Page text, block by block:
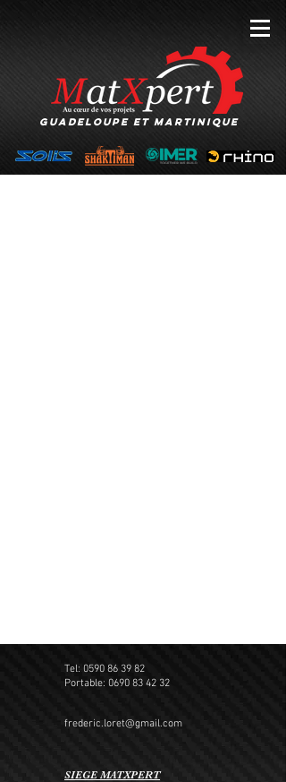
GUADELOUPE et MARTINIQUE
Tel: 0590 86 39 82
Portable: 0690 83 42 32
frederic.loret@gmail.com
SIEGE MATXPERT